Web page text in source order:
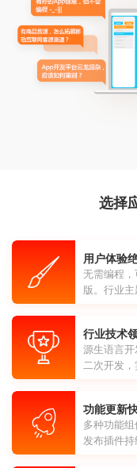
选择
用户体验
无需编程
版。行业
行业技术
源生语言
二次开发
功能更新
多种功能
发布插件持